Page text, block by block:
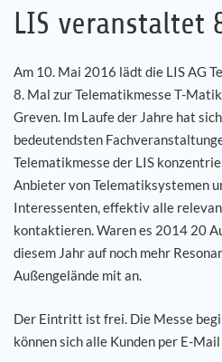
Software
Service
Unternehmen
Karriere
Referenzen
News
LIS veranstaltet
Am 10. Mai 2016 lädt die LIS AG
8. Mal zur Telematikmesse T-
Greven. Im Laufe der Jahre hat
bedeutendsten
Telematikmesse der LIS
Anbieter von Telematiksystemen
Interessenten, effektiv alle
kontaktieren. Waren es 2014 20
diesem Jahr auf noch mehr
Außengelände mit an.
Der Eintritt ist frei. Die Messe
können sich alle Kunden per E-